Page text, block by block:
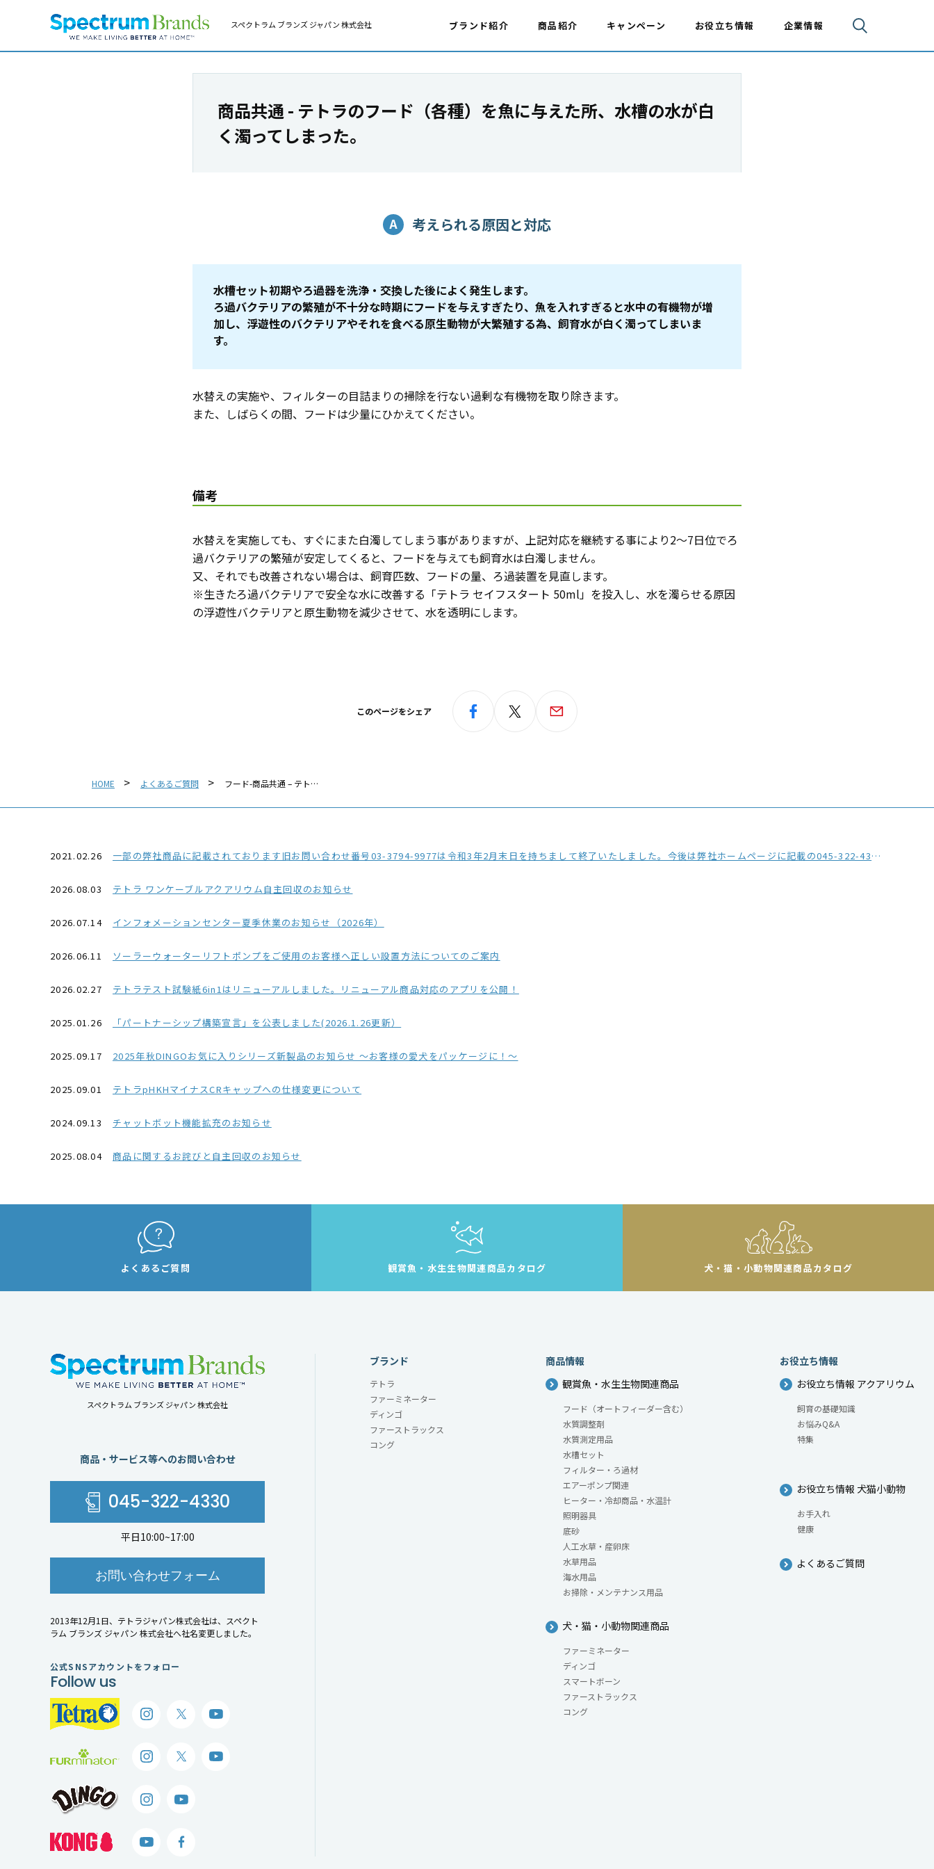
スペクトラム ブランズ ジャパン 株式会社 ブランド紹介 商品紹介 キャンペーン お役立ち情報 企業情報
商品共通 - テトラのフード（各種）を魚に与えた所、水槽の水が白
く濁ってしまった。
考えられる原因と対応
水槽セット初期やろ過器を洗浄・交換した後によく発生します。
ろ過バクテリアの繁殖が不十分な時期にフードを与えすぎたり、魚を入れすぎると水中の有機物が増
加し、浮遊性のバクテリアやそれを食べる原生動物が大繁殖する為、飼育水が白く濁ってしまいま
す。
水替えの実施や、フィルターの目詰まりの掃除を行ない過剰な有機物を取り除きます。
また、しばらくの間、フードは少量にひかえてください。
備考
水替えを実施しても、すぐにまた白濁してしまう事がありますが、上記対応を継続する事により2〜7日位でろ
過バクテリアの繁殖が安定してくると、フードを与えても飼育水は白濁しません。
又、それでも改善されない場合は、飼育匹数、フードの量、ろ過装置を見直します。
※生きたろ過バクテリアで安全な水に改善する「テトラ セイフスタート 50ml」を投入し、水を濁らせる原因
の浮遊性バクテリアと原生動物を減少させて、水を透明にします。
このページをシェア
HOME よくあるご質問 フード-商品共通 – テト…
2021.02.26 一部の弊社商品に記載されております旧お問い合わせ番号03-3794-9977は令和3年2月末日を持ちまして終了いたしました。今後は弊社ホームページに記載の045-322-4330をご利用ください。※おかけ間違いにご注意ください。
2026.08.03 テトラ ワンケーブルアクアリウム自主回収のお知らせ
2026.07.14 インフォメーションセンター夏季休業のお知らせ（2026年）
2026.06.11 ソーラーウォーターリフトポンプをご使用のお客様へ正しい設置方法についてのご案内
2026.02.27 テトラテスト試験紙6in1はリニューアルしました。リニューアル商品対応のアプリを公開！
2025.01.26 「パートナーシップ構築宣言」を公表しました(2026.1.26更新）
2025.09.17 2025年秋DINGOお気に入りシリーズ新製品のお知らせ ～お客様の愛犬をパッケージに！～
2025.09.01 テトラpHKHマイナスCRキャップへの仕様変更について
2024.09.13 チャットボット機能拡充のお知らせ
2025.08.04 商品に関するお詫びと自主回収のお知らせ
よくあるご質問 観賞魚・水生生物関連商品カタログ 犬・猫・小動物関連商品カタログ
スペクトラム ブランズ ジャパン 株式会社
商品・サービス等へのお問い合わせ
045-322-4330
平日10:00~17:00
お問い合わせフォーム
2013年12月1日、テトラジャパン株式会社は、スペクト
ラム ブランズ ジャパン 株式会社へ社名変更しました。
公式SNSアカウントをフォロー
Follow us
ブランド
テトラ
ファーミネーター
ディンゴ
ファーストラックス
コング
商品情報
観賞魚・水生生物関連商品
フード（オートフィーダー含む）
水質調整剤
水質測定用品
水槽セット
フィルター・ろ過材
エアーポンプ関連
ヒーター・冷却商品・水温計
照明器具
底砂
人工水草・産卵床
水草用品
海水用品
お掃除・メンテナンス用品
犬・猫・小動物関連商品
ファーミネーター
ディンゴ
スマートボーン
ファーストラックス
コング
お役立ち情報
お役立ち情報 アクアリウム
飼育の基礎知識
お悩みQ&A
特集
お役立ち情報 犬猫小動物
お手入れ
健康
よくあるご質問